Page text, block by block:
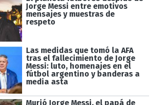
Jorge Messi entre emotivos
mensajes y muestras de
respeto
Las medidas que tomó la AFA
tras el fallecimiento de Jorge
Messi: luto, homenajes en el
fútbol argentino y banderas a
media asta
Murió Jorge Messi, el papá de